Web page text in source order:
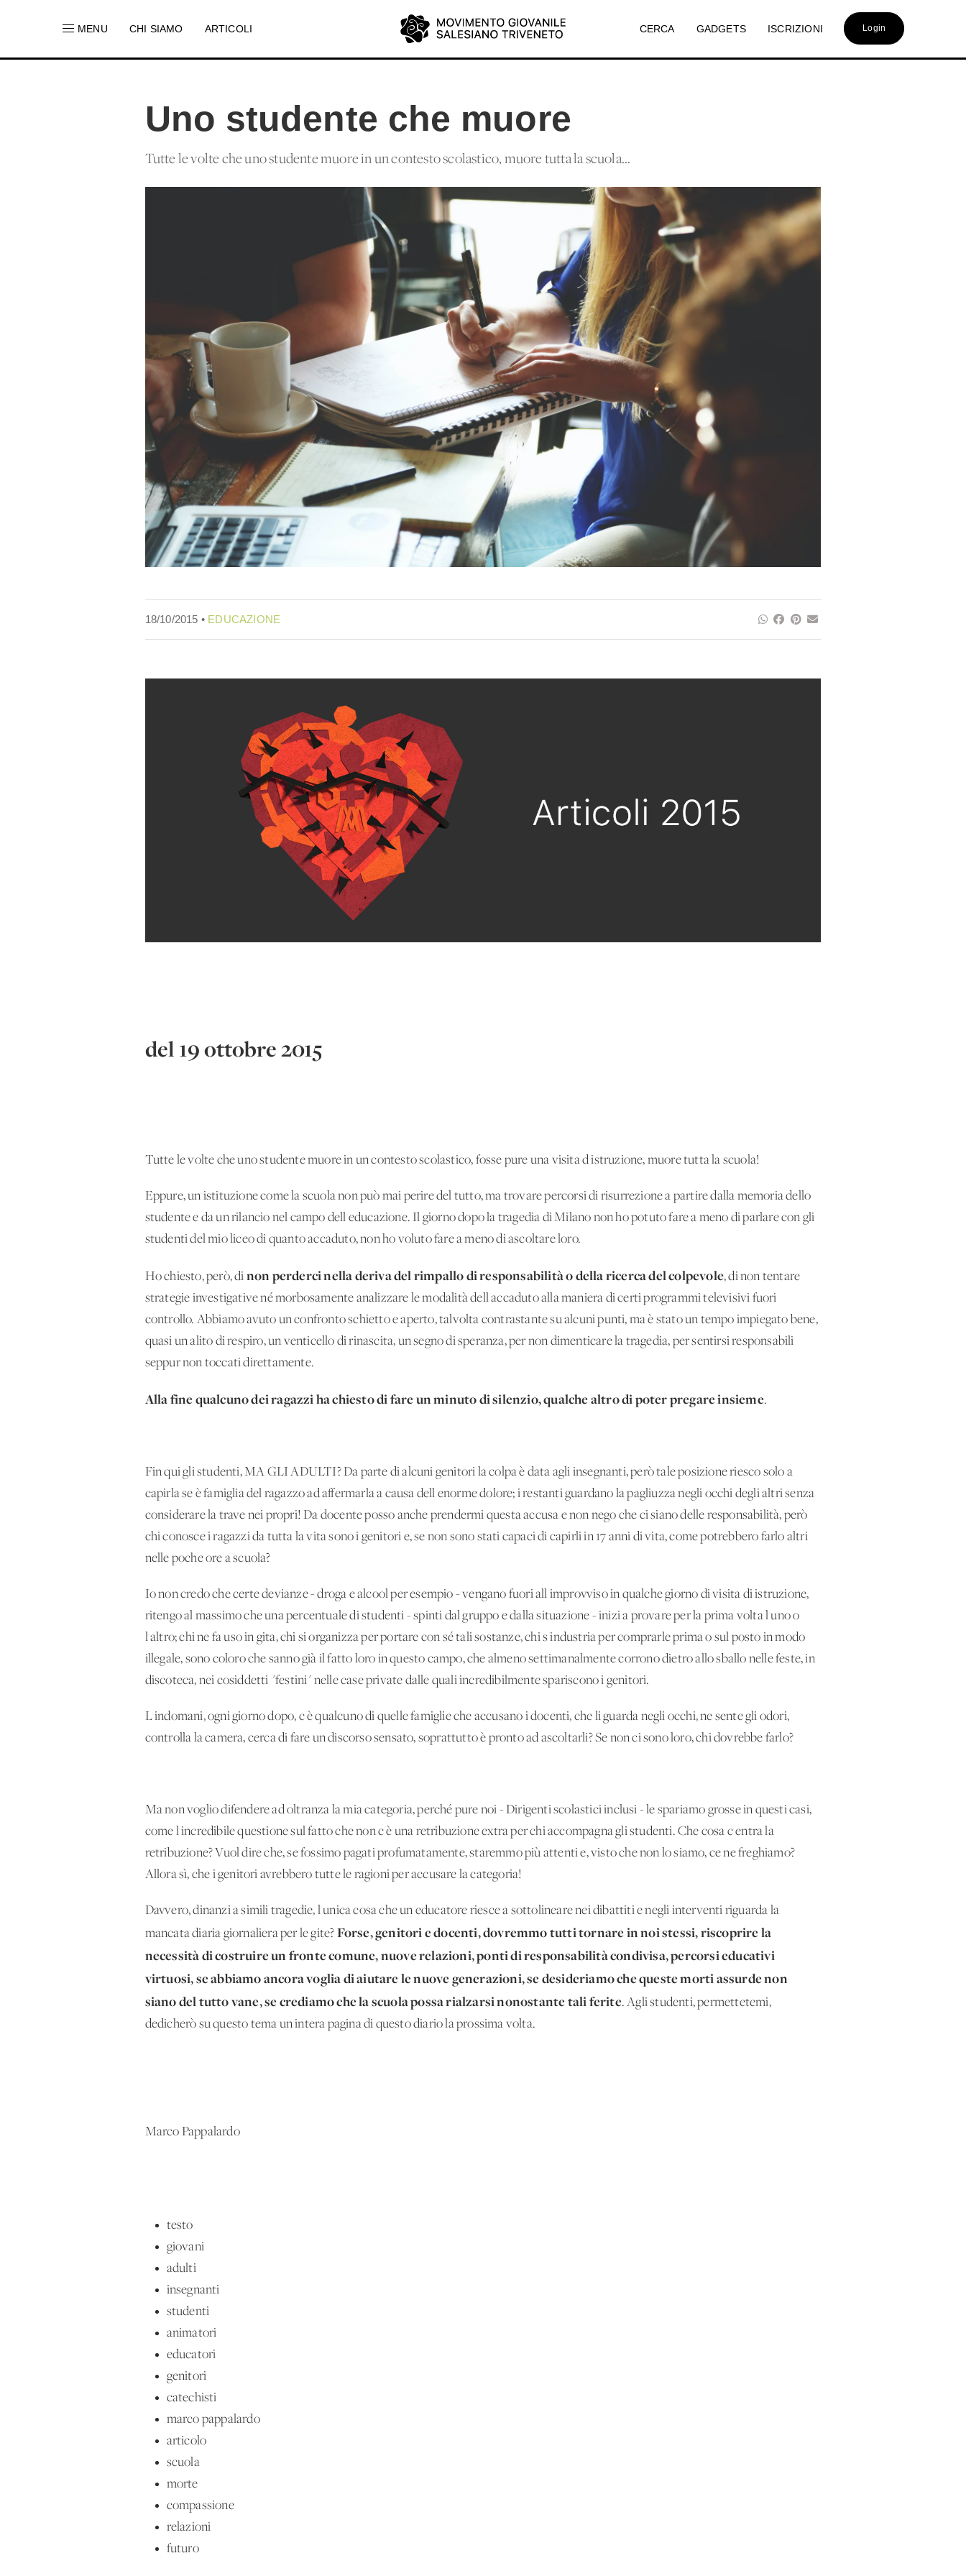
MENU CHI SIAMO ARTICOLI CERCA GADGETS ISCRIZIONI Login
Uno studente che muore
Tutte le volte che uno studente muore in un contesto scolastico, muore tutta la scuola...
18/10/2015 • EDUCAZIONE
del 19 ottobre 2015
Tutte le volte che uno studente muore in un contesto scolastico, fosse pure una visita d'istruzione, muore tutta la scuola!
Eppure, un'istituzione come la scuola non può mai perire del tutto, ma trovare percorsi di risurrezione a partire dalla memoria dello
studente e da un rilancio nel campo dell'educazione. Il giorno dopo la tragedia di Milano non ho potuto fare a meno di parlare con gli
studenti del mio liceo di quanto accaduto, non ho voluto fare a meno di ascoltare loro.
Ho chiesto, però, di non perderci nella deriva del rimpallo di responsabilità o della ricerca del colpevole, di non tentare
strategie investigative né morbosamente analizzare le modalità dell'accaduto alla maniera di certi programmi televisivi fuori
controllo. Abbiamo avuto un confronto schietto e aperto, talvolta contrastante su alcuni punti, ma è stato un tempo impiegato bene,
quasi un alito di respiro, un venticello di rinascita, un segno di speranza, per non dimenticare la tragedia, per sentirsi responsabili
seppur non toccati direttamente.
Alla fine qualcuno dei ragazzi ha chiesto di fare un minuto di silenzio, qualche altro di poter pregare insieme.
Fin qui gli studenti, MA GLI ADULTI? Da parte di alcuni genitori la colpa è data agli insegnanti, però tale posizione riesco solo a
capirla se è famiglia del ragazzo ad affermarla a causa dell'enorme dolore; i restanti guardano la pagliuzza negli occhi degli altri senza
considerare la trave nei propri! Da docente posso anche prendermi questa accusa e non nego che ci siano delle responsabilità, però
chi conosce i ragazzi da tutta la vita sono i genitori e, se non sono stati capaci di capirli in 17 anni di vita, come potrebbero farlo altri
nelle poche ore a scuola?
Io non credo che certe devianze - droga e alcool per esempio - vengano fuori all'improvviso in qualche giorno di visita di istruzione,
ritengo al massimo che una percentuale di studenti - spinti dal gruppo e dalla situazione - inizi a provare per la prima volta l'uno o
l'altro; chi ne fa uso in gita, chi si organizza per portare con sé tali sostanze, chi s'industria per comprarle prima o sul posto in modo
illegale, sono coloro che sanno già il fatto loro in questo campo, che almeno settimanalmente corrono dietro allo sballo nelle feste, in
discoteca, nei cosiddetti "festini" nelle case private dalle quali incredibilmente spariscono i genitori.
L'indomani, ogni giorno dopo, c'è qualcuno di quelle famiglie che accusano i docenti, che li guarda negli occhi, ne sente gli odori,
controlla la camera, cerca di fare un discorso sensato, soprattutto è pronto ad ascoltarli? Se non ci sono loro, chi dovrebbe farlo?
Ma non voglio difendere ad oltranza la mia categoria, perché pure noi - Dirigenti scolastici inclusi - le spariamo grosse in questi casi,
come l'incredibile questione sul fatto che non c'è una retribuzione extra per chi accompagna gli studenti. Che cosa c'entra la
retribuzione? Vuol dire che, se fossimo pagati profumatamente, staremmo più attenti e, visto che non lo siamo, ce ne freghiamo?
Allora sì, che i genitori avrebbero tutte le ragioni per accusare la categoria!
Davvero, dinanzi a simili tragedie, l'unica cosa che un educatore riesce a sottolineare nei dibattiti e negli interventi riguarda la
mancata diaria giornaliera per le gite? Forse, genitori e docenti, dovremmo tutti tornare in noi stessi, riscoprire la
necessità di costruire un fronte comune, nuove relazioni, ponti di responsabilità condivisa, percorsi educativi
virtuosi, se abbiamo ancora voglia di aiutare le nuove generazioni, se desideriamo che queste morti assurde non
siano del tutto vane, se crediamo che la scuola possa rialzarsi nonostante tali ferite. Agli studenti, permettetemi,
dedicherò su questo tema un'intera pagina di questo diario la prossima volta.
Marco Pappalardo
testo
giovani
adulti
insegnanti
studenti
animatori
educatori
genitori
catechisti
marco pappalardo
articolo
scuola
morte
compassione
relazioni
futuro